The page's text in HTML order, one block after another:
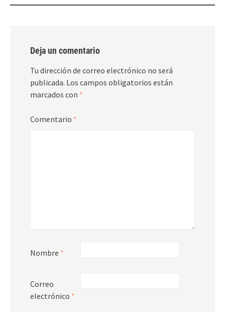
Deja un comentario
Tu dirección de correo electrónico no será
publicada. Los campos obligatorios están
marcados con *
Comentario *
Nombre *
Correo
electrónico *